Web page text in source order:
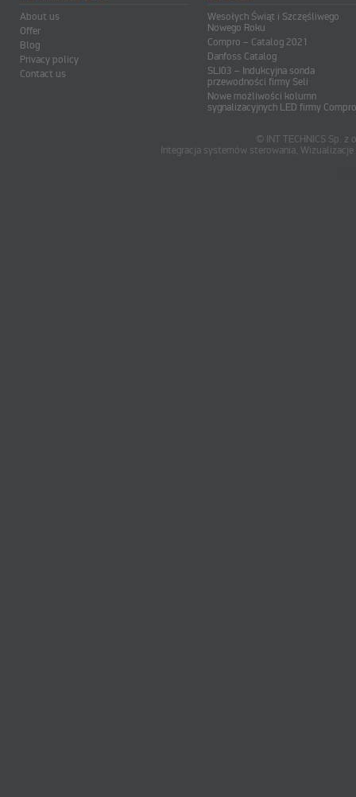
About us
Offer
Blog
Privacy policy
Contact us
Wesołych Świąt i Szczęśliwego
Nowego Roku
Compro – Catalog 2021
Danfoss Catalog
SLI03 – Indukcyjna sonda
przewodności firmy Seli
Nowe możliwości kolumn
sygnalizacyjnych LED firmy
© INT TECHNICS Sp.
Integracja systemów sterowania,